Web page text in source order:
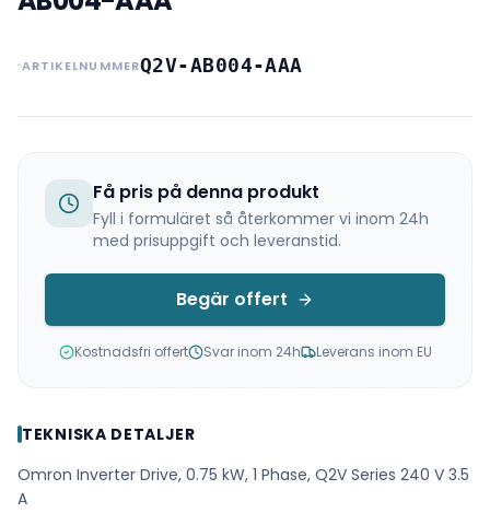
ARTIKELNUMMERQ2V-AB004-AAA
Få pris på denna produkt
Fyll i formuläret så återkommer vi inom 24h
med prisuppgift och leveranstid.
Begär offert
Kostnadsfri offert Svar inom 24h Leverans inom EU
TEKNISKA DETALJER
Omron Inverter Drive, 0.75 kW, 1 Phase, Q2V Series 240 V 3.5
A